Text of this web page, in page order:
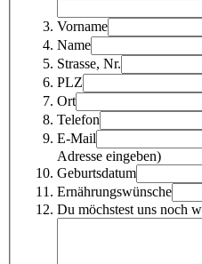
Vorname
Name
Strasse, Nr.
PLZ
Ort
Telefon
E-Mail
Adresse eingeben)
Geburtsdatum
Ernährungswünsche
Du möchstest uns noch